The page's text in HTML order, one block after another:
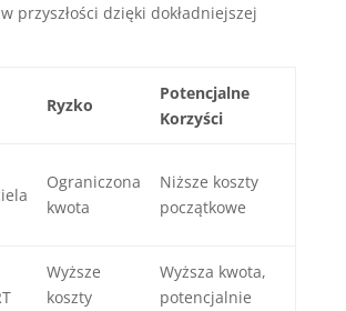
przyszłości dzięki dokładniejszej
Ryzko
Potencjalne
Korzyści
Ograniczona
kwota
Niższe koszty
początkowe
Wyższe
koszty
Wyższa kwota,
potencjalnie